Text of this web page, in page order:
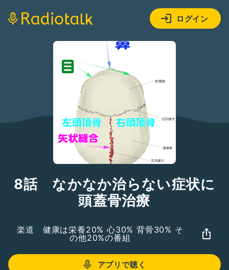
ログイン
8話 なかなか治らない症状に
頭蓋骨治療
楽道 健康は栄養20% 心30% 背骨30% そ
の他20%の番組
アプリで聴く